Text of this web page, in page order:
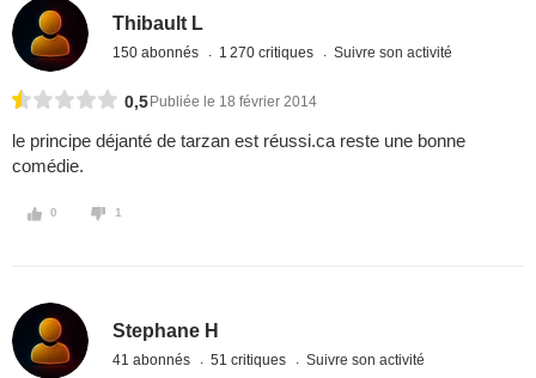
Thibault L
150 abonnés 1 270 critiques Suivre son activité
0,5 Publiée le 18 février 2014
le principe déjanté de tarzan est réussi.ca reste une bonne
comédie.
0 1
Stephane H
41 abonnés 51 critiques Suivre son activité